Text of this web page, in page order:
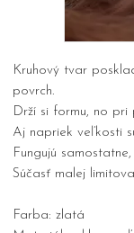
Kruhový tvar
povrch.
Drží si formu, no pri
Aj napriek veľkosti
Fungujú
Súčasť malej
Farba: zlatá